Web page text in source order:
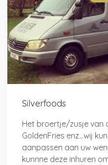
Silverfoods
Het broertje/zusje van
GoldenFries enz...wij
aanpassen aan uw
kunnne deze inhuren